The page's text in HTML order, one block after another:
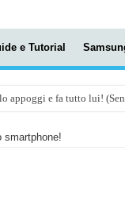
e Tutorial
appoggi e fa tutto lui!
smartphone!